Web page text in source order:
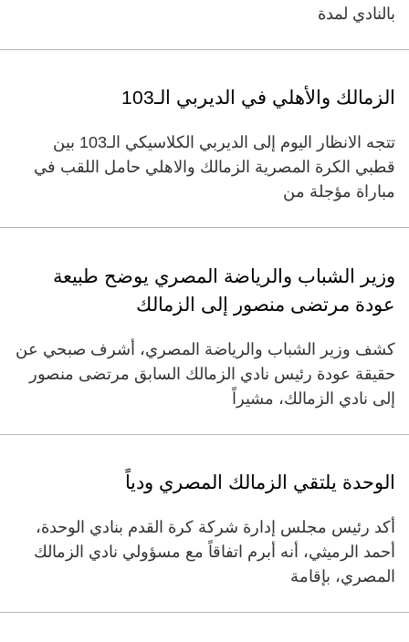
بالنادي لمدة
الزمالك والأهلي في الديربي الـ103
تتجه الانظار اليوم إلى الديربي الكلاسيكي الـ103 بين
قطبي الكرة المصرية الزمالك والاهلي حامل اللقب في
مباراة مؤجلة من
وزير الشباب والرياضة المصري يوضح طبيعة
عودة مرتضى منصور إلى الزمالك
كشف وزير الشباب والرياضة المصري، أشرف صبحي عن
حقيقة عودة رئيس نادي الزمالك السابق مرتضى منصور
إلى نادي الزمالك، مشيراً
الوحدة يلتقي الزمالك المصري ودياً
أكد رئيس مجلس إدارة شركة كرة القدم بنادي الوحدة،
أحمد الرميثي، أنه أبرم اتفاقاً مع مسؤولي نادي الزمالك
المصري، بإقامة